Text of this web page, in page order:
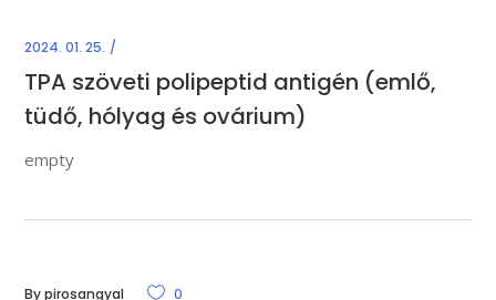
2024. 01. 25.
TPA szöveti polipeptid antigén (emlő,
tüdő, hólyag és ovárium)
empty
Bypirosangyal 0